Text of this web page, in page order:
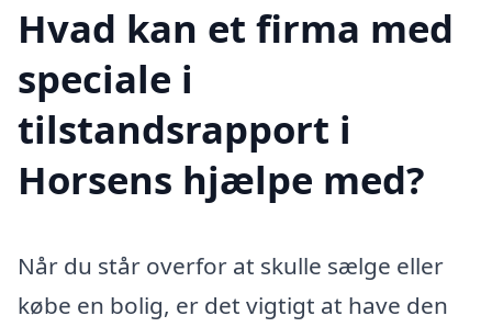
Hvad kan et firma med
speciale i
tilstandsrapport i
Horsens hjælpe med?
Når du står overfor at skulle sælge eller
købe en bolig, er det vigtigt at have den